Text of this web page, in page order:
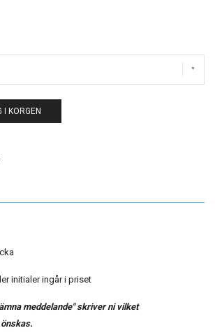
I KORGEN
initialer ingår i priset
meddelande" skriver ni vilket